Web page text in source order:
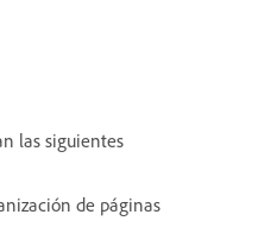
las siguientes
de páginas